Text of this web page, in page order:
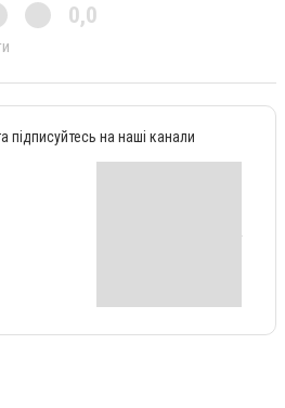
0,0
підписуйтесь на наші канали